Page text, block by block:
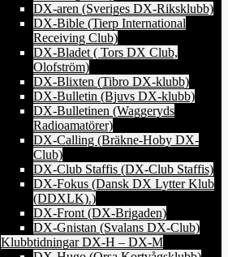
DX-aren (Sveriges DX-Riksklubb)
DX-Bible (Tierp International
Receiving Club)
DX-Bladet ( Tors DX Club,
Olofström)
DX-Blixten (Tibro DX-klubb)
DX-Bulletin (Bjuvs DX-klubb)
DX-Bulletinen (Waggeryds
Radioamatörer)
DX-Calling (Bräkne-Hoby DX-
Club)
DX-Club Staffis (DX-Club Staffis)
DX-Fokus (Dansk DX Lytter Klub
(DDXLK).)
DX-Front (DX-Brigaden)
DX-Gnistan (Svalans DX-Club)
Klubbtidningar DX-H – DX-M